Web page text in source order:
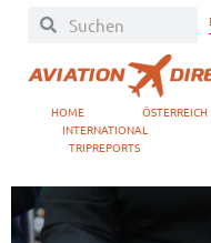
HOME ÖSTERREICH
INTERNATIONAL
TRIPREPORTS